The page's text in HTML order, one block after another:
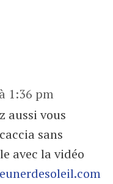
1:36 pm
aussi vous
sans
avec la vidéo